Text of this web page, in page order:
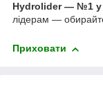
Hydrolider — №1 у
лідерам —
Приховати